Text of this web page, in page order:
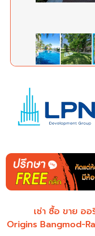
เช่า ซื้อ ขาย อ
Origins Bangmod-